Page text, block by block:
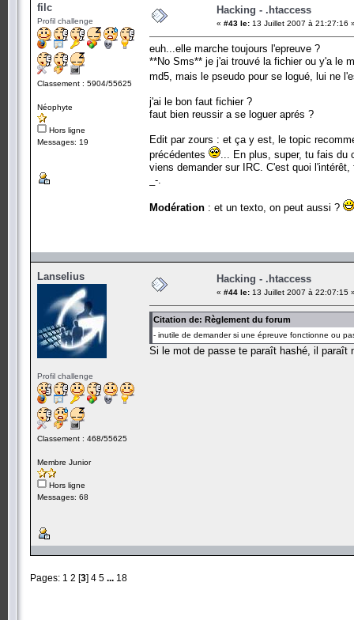
filc
Profil challenge
Classement : 5904/55625
Néophyte
Hors ligne
Messages: 19
Hacking - .htaccess
« #43 le: 13 Juillet 2007 à 21:27:16
euh...elle marche toujours l'epreuve ?
**No Sms** je j'ai trouvé la fichier ou y'a le
md5, mais le pseudo pour se logué, lui ne
j'ai le bon faut fichier ?
faut bien reussir a se loguer aprés ?
Edit par zours : et ça y est, le topic
précédentes
... En plus, super, tu fais
viens demander sur IRC. C'est quoi
_-.
Modération : et un texto, on peut aussi ?
Lanselius
Profil challenge
Classement : 468/55625
Membre Junior
Hors ligne
Messages: 68
Hacking - .htaccess
« #44 le: 13 Juillet 2007 à 22:07:15
Citation de: Règlement du forum
- inutile de demander si une épreuve fonctionne ou
Si le mot de passe te paraît hashé, il paraît
Pages: 1 2 [3] 4 5 ... 18